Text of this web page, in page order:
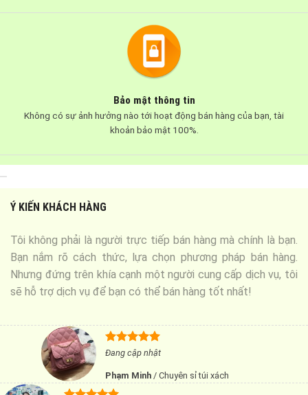
Bảo mật thông tin
Không có sự ảnh hưởng nào tới hoạt động bán hàng của bạn, tài
khoản bảo mật 100%.
Ý KIẾN KHÁCH HÀNG
Tôi không phải là người trực tiếp bán hàng mà chính là bạn.
Bạn nắm rõ cách thức, lựa chọn phương pháp bán hàng.
Nhưng đứng trên khía cạnh một người cung cấp dịch vụ, tôi
sẽ hỗ trợ dịch vụ để bạn có thể bán hàng tốt nhất!
Đang cập nhật
Phạm Minh / Chuyên sỉ túi xách